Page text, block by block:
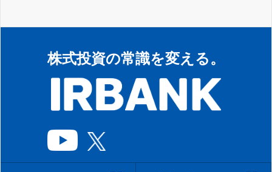
株式投資の常識を変える。